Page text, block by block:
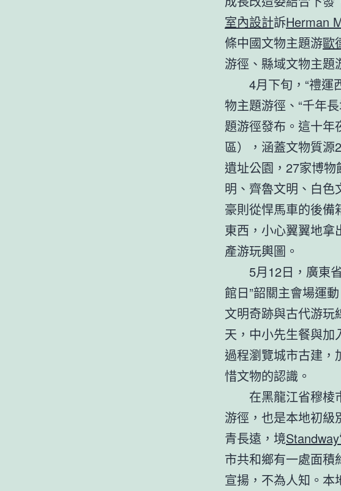
室內設計訴Herman
條中國文物主題游歐
游徑、縣域文物主題
4月下旬，“禮運西
物主題游徑、“千年
題游徑發布。這十年
區），涵蓋文物質源
遺址公園，27家博
明、齊魯文明、白色
豪則從悍馬車的後備
東西，小心翼翼地拿
產游玩輿圖。
5月12日，廣東省
館日”韶關主會場運
文明奇跡與古代游玩
天，中小先生餐與加
過程瀏覽城市古建，
惜文物的認識。
在黑龍江省穆棱
游徑，也是本地初級
青長遠，境
市共和鄉有一處面積
宣揚，不為人知。本